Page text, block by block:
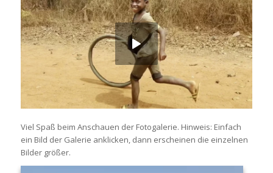
Viel Spaß beim Anschauen der Fotogalerie. Hinweis: Einfach
ein Bild der Galerie anklicken, dann erscheinen die einzelnen
Bilder größer.